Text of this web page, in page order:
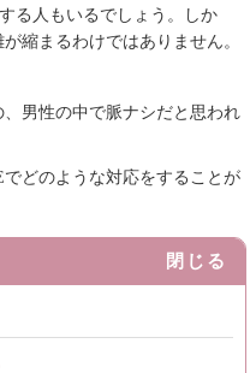
る人もいるでしょう。しか
縮まるわけではありません。
男性の中で脈ナシだと思われ
どのような対応をすることが
閉じる